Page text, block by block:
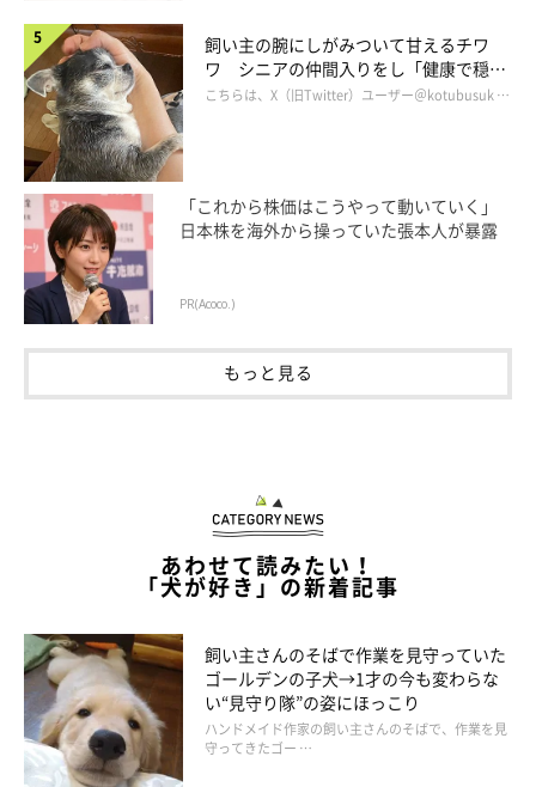
この先どうなるのかと不安に感じ始めた頃、休憩のためタロさん
を散歩へ連れて行きました。
するとニコニコのタロさん！どうやら散歩に出たかったようで
す。
散歩に出たらいい笑顔！
飼い主の腕にしがみついて甘えるチワ
ワ シニアの仲間入りをし「健康で穏や
かな暮らしが続いてほしい」と願う
こちらは、X（旧Twitter）ユーザー＠kotubusuk …
「これから株価はこうやって動いていく」
日本株を海外から操っていた張本人が暴露
PR(Acoco.)
もっと見る
あわせて読みたい！
「犬が好き」の新着記事
飼い主さんのそばで作業を見守っていた
ゴールデンの子犬→1才の今も変わらな
い“見守り隊”の姿にほっこり
ハンドメイド作家の飼い主さんのそばで、作業を見
守ってきたゴー …